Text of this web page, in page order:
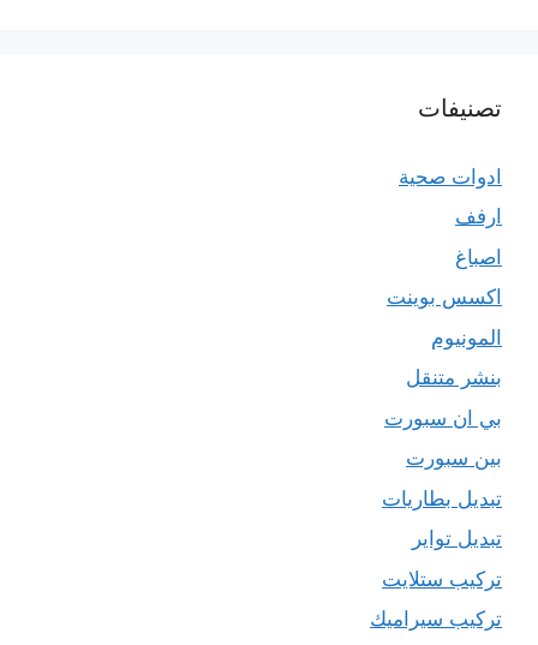
تصنيفات
ادوات صحية
ارفف
اصباغ
اكسس بوينت
المونيوم
بنشر متنقل
بي ان سبورت
بين سبورت
تبديل بطاريات
تبديل تواير
تركيب ستلايت
تركيب سيراميك